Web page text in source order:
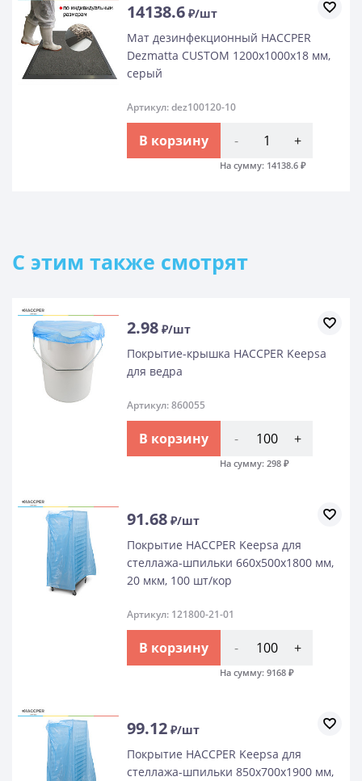
14138.6 ₽/шт
Мат дезинфекционный HACCPER
Dezmatta CUSTOM 1200х1000х18 мм,
серый
Артикул: dez100120-10
В корзину - +
На сумму: 14138.6 ₽
C этим также смотрят
2.98 ₽/шт
Покрытие-крышка HACCPER Keepsa
для ведра
Артикул: 860055
В корзину - +
На сумму: 298 ₽
91.68 ₽/шт
Покрытие HACCPER Keepsa для
стеллажа-шпильки 660х500х1800 мм,
20 мкм, 100 шт/кор
Артикул: 121800-21-01
В корзину - +
На сумму: 9168 ₽
99.12 ₽/шт
Покрытие HACCPER Keepsa для
стеллажа-шпильки 850x700x1900 мм,